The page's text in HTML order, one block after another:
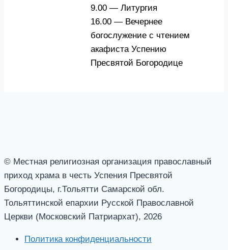
9.00 — Литургия
16.00 — Вечернее
богослужение с чтением
акафиста Успению
Пресвятой Богородице
© Местная религиозная организация православный
приход храма в честь Успения Пресвятой
Богородицы, г.Тольятти Самарской обл.
Тольяттинской епархии Русской Православной
Церкви (Московский Патриархат), 2026
Политика конфиденциальности